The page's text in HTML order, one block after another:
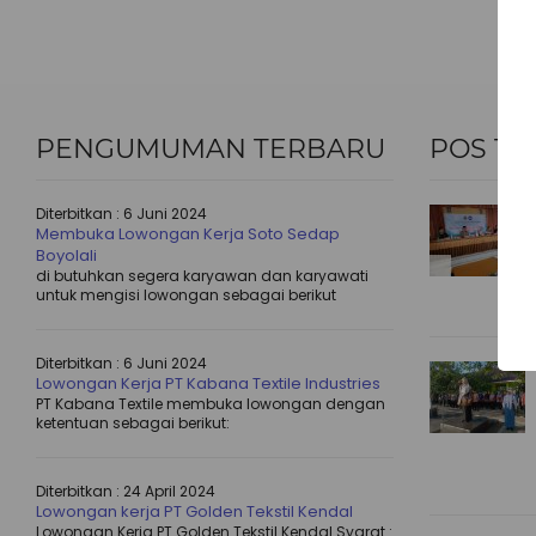
PENGUMUMAN TERBARU
Diterbitkan : 6 Juni 2024
Membuka Lowongan Kerja Soto Sedap
Boyolali
di butuhkan segera karyawan dan karyawati
untuk mengisi lowongan sebagai berikut
Diterbitkan : 6 Juni 2024
Lowongan Kerja PT Kabana Textile Industries
PT Kabana Textile membuka lowongan dengan
ketentuan sebagai berikut:
Diterbitkan : 24 April 2024
Lowongan kerja PT Golden Tekstil Kendal
Lowongan Kerja PT Golden Tekstil Kendal Syarat :
POS